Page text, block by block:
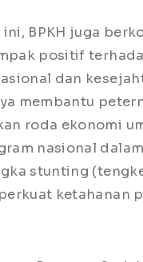
BPKH juga
positif
dan
membantu
roda ekonomi
nasional dalam
stunting
ketahanan